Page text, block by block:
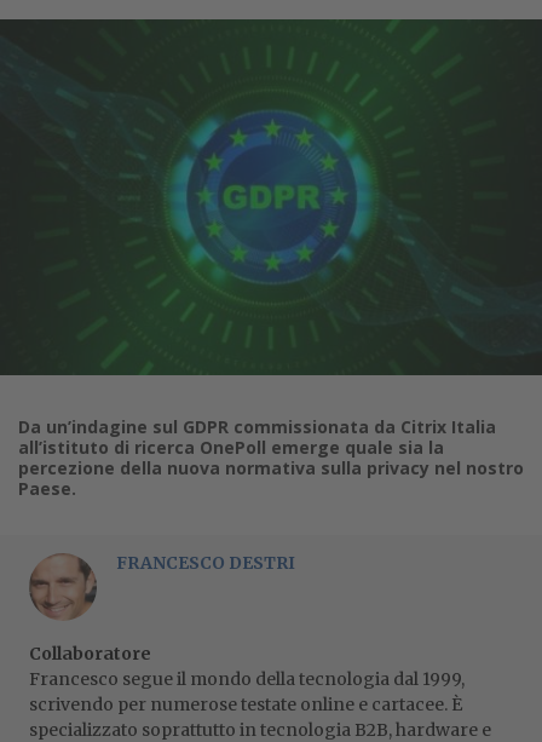
Da un’indagine sul GDPR commissionata da Citrix Italia
all’istituto di ricerca OnePoll emerge quale sia la
percezione della nuova normativa sulla privacy nel nostro
Paese.
FRANCESCO DESTRI
Collaboratore
Francesco segue il mondo della tecnologia dal 1999,
scrivendo per numerose testate online e cartacee. È
specializzato soprattutto in tecnologia B2B, hardware e